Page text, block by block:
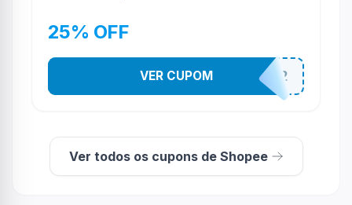
25% OFF
141525852
VER CUPOM
Ver todos os cupons de Shopee